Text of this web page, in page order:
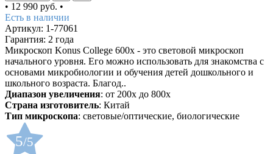
• 12 990 руб. •
Есть в наличии
Артикул: 1-77061
Гарантия: 2 года
Микроскоп Konus College 600x - это световой микроскоп
начального уровня. Его можно использовать для знакомства с
основами микробиологии и обучения детей дошкольного и
школьного возраста. Благод..
Диапазон увеличения: от 200х до 800х
Страна изготовитель: Китай
Тип микроскопа: световые/оптические, биологические
5/5